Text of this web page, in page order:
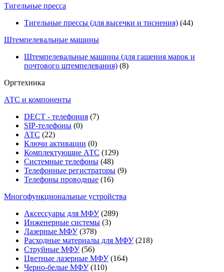
Тигельные пресса
Тигельные прессы (для высечки и тиснения) (44)
Штемпелевальные машины
Штемпелевальные машины (для гашения марок и
почтового штемпелевания) (8)
Оргтехника
АТС и компоненты
DECT - телефония (7)
SIP-телефоны (0)
АТС (22)
Ключи активации (0)
Комплектующие АТС (129)
Системные телефоны (48)
Телефонные регистраторы (9)
Телефоны проводные (16)
Многофункциональные устройства
Аксессуары для МФУ(289)
Инженерные системы (3)
Лазерные МФУ(378)
Расходные материалы для МФУ(218)
Струйные МФУ(56)
Цветные лазерные МФУ(164)
Черно-белые МФУ(110)